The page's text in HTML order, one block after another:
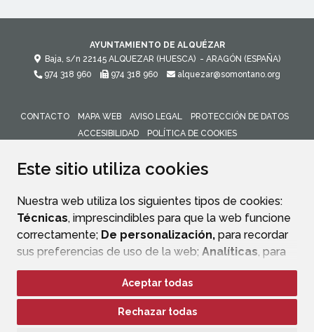
Este sitio utiliza cookies
Nuestra web utiliza los siguientes tipos de cookies:
Técnicas, imprescindibles para que la web funcione
correctamente; De personalización, para recordar
sus preferencias de uso de la web; Analíticas, para
mejorar el funcionamiento de la web y sus servicios.
Si acepta pulsando el botón“Aceptar todas”
consideramos que acepta su uso. Si pulsa el botón
Aceptar todas
Rechazar todas
AYUNTAMIENTO DE ALQUÉZAR
Baja, s/n 22145 ALQUEZAR (HUESCA) - ARAGÓN (ESPAÑA)
974 318 960
974 318 960 alquezar@somontano.org
CONTACTO MAPA WEB AVISO LEGAL
PROTECCIÓN DE DATOS
ACCESIBILIDAD
POLÍTICA DE COOKIES